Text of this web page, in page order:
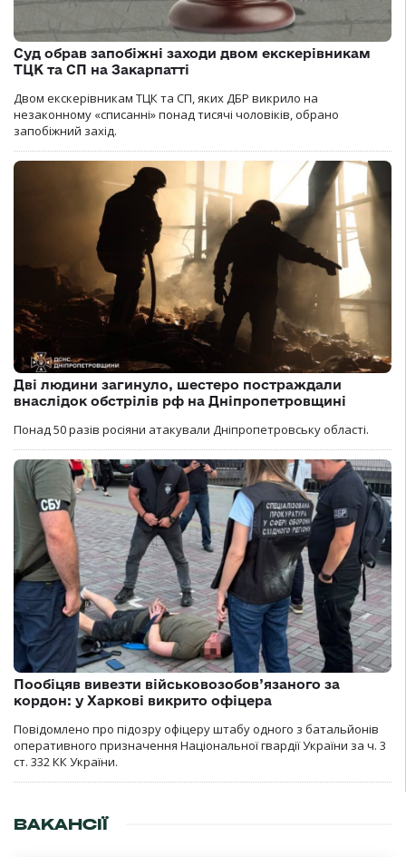
Суд обрав запобіжні заходи двом екскерівникам
ТЦК та СП на Закарпатті
Двом екскерівникам ТЦК та СП, яких ДБР викрило на
незаконному «списанні» понад тисячі чоловіків, обрано
запобіжний захід.
Дві людини загинуло, шестеро постраждали
внаслідок обстрілів рф на Дніпропетровщині
Понад 50 разів росіяни атакували Дніпропетровську області.
Пообіцяв вивезти військовозобов’язаного за
кордон: у Харкові викрито офіцера
Повідомлено про підозру офіцеру штабу одного з батальйонів
оперативного призначення Національної гвардії України за ч. 3
ст. 332 КК України.
ВАКАНСІЇ